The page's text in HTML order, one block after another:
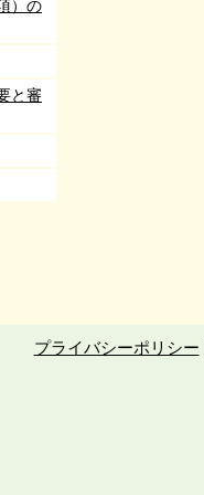
）の
と審
プライバシーポリシー